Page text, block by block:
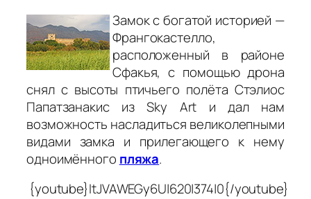
Замок с богатой историей —
Франгокастелло,
расположенный в районе
Сфакья, с помощью дрона
снял с высоты птичьего полёта Стэлиос
Папатзанакис из Sky Art и дал нам
возможность насладиться великолепными
видами замка и прилегающего к нему
одноимённого пляжа.
{youtube}ItJVAWEGy6U|620|374|0{/youtube}